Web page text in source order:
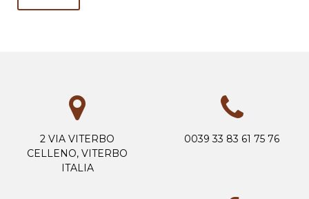
2 VIA VITERBO
CELLENO, VITERBO
ITALIA
0039 33 83 61 75 76